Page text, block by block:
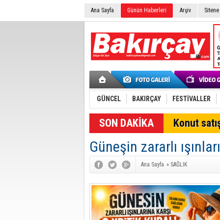
Ana Sayfa Günün Haberleri Arşiv
GÜNCEL BAKIRÇAY FESTİVALLER
SON DAKİKA Konut
Güneşin zararlı
Ana Sayfa » SAĞLIK